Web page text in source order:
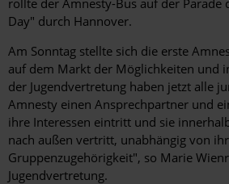
Day" durch Hannover.
Am Sonntag stellte sich die erste
auf dem Markt der Möglichkeiten und
der Jugendvertretung haben jetzt alle
Amnesty einen Ansprechpartner und
ihre Interessen eintritt und sie
nach außen vertritt, unabhängig von
Gruppenzugehörigkeit", so Marie
Jugendvertretung.